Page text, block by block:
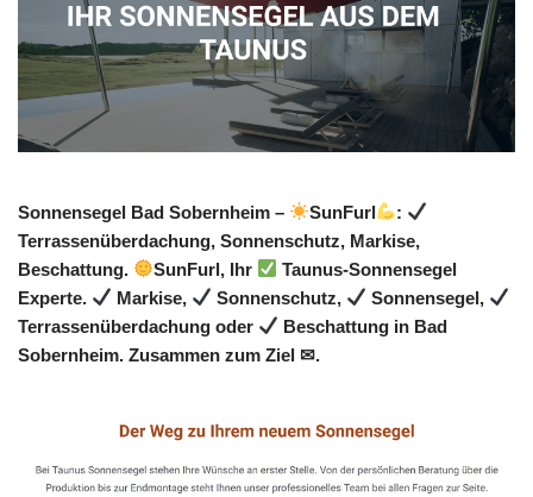
Sonnensegel Bad Sobernheim – SunFurl
:
Terrassenüberdachung, Sonnenschutz, Markise,
Beschattung.
SunFurl, Ihr
Taunus-Sonnensegel
Experte.
Markise, Sonnenschutz,
Sonnensegel,
Terrassenüberdachung oder
Beschattung in Bad
Sobernheim. Zusammen zum Ziel ✉.